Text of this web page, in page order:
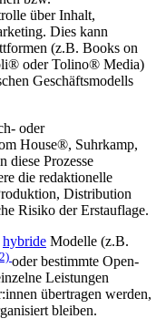
über Inhalt,
Dies kann
(z.B. Books on
oder Tolino® Media)
Geschäftsmodells
oder
House®, Suhrkamp,
diese Prozesse
die redaktionelle
Distribution
Risiko der Erstauflage.
hybride Modelle (z.B.
2) oder bestimmte Open-
Leistungen
übertragen werden,
bleiben.